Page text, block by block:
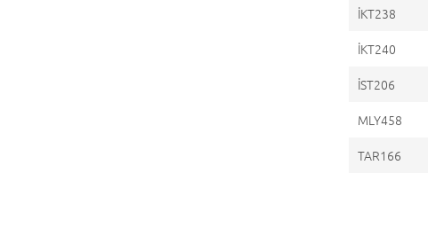
İKT238
İKT240
İST206
MLY458
TAR166